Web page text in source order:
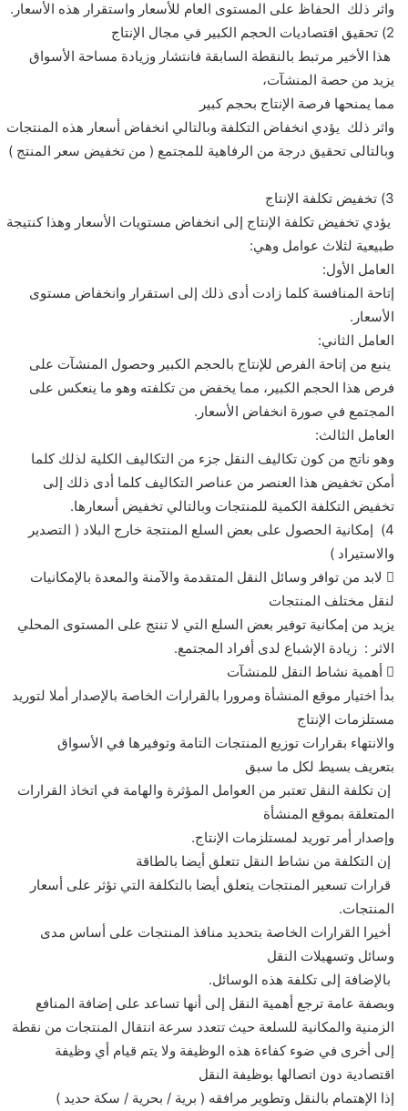
واثر ذلك الحفاظ على المستوى العام للأسعار واستقرار هذه الأسعار.
2) تحقيق اقتصاديات الحجم الكبير في مجال الإنتاج
هذا الأخير مرتبط بالنقطة السابقة فانتشار وزيادة مساحة الأسواق
يزيد من حصة المنشآت،
مما يمنحها فرصة الإنتاج بحجم كبير
واثر ذلك يؤدي انخفاض التكلفة وبالتالي انخفاض أسعار هذه المنتجات
وبالتالى تحقيق درجة من الرفاهية للمجتمع ( من تخفيض سعر المنتج )
3) تخفيض تكلفة الإنتاج
يؤدي تخفيض تكلفة الإنتاج إلى انخفاض مستويات الأسعار وهذا كنتيجة
طبيعية لثلاث عوامل وهي:
العامل الأول:
إتاحة المنافسة كلما زادت أدى ذلك إلى استقرار وانخفاض مستوى
الأسعار.
العامل الثاني:
ينبع من إتاحة الفرص للإنتاج بالحجم الكبير وحصول المنشآت على
فرص هذا الحجم الكبير، مما يخفض من تكلفته وهو ما ينعكس على
المجتمع في صورة انخفاض الأسعار.
العامل الثالث:
وهو ناتج من كون تكاليف النقل جزء من التكاليف الكلية لذلك كلما
أمكن تخفيض هذا العنصر من عناصر التكاليف كلما أدى ذلك إلى
تخفيض التكلفة الكمية للمنتجات وبالتالي تخفيض أسعارها.
4) إمكانية الحصول على بعض السلع المنتجة خارج البلاد ( التصدير
والاستيراد )
 لابد من توافر وسائل النقل المتقدمة والآمنة والمعدة بالإمكانيات
لنقل مختلف المنتجات
يزيد من إمكانية توفير بعض السلع التي لا تنتج على المستوى المحلي
الاثر : زيادة الإشباع لدى أفراد المجتمع.
 أهمية نشاط النقل للمنشآت
بدأ اختيار موقع المنشأة ومرورا بالقرارات الخاصة بالإصدار أملا لتوريد
مستلزمات الإنتاج
والانتهاء بقرارات توزيع المنتجات التامة وتوفيرها في الأسواق
بتعريف بسيط لكل ما سبق
إن تكلفة النقل تعتبر من العوامل المؤثرة والهامة في اتخاذ القرارات
المتعلقة بموقع المنشأة
وإصدار أمر توريد لمستلزمات الإنتاج.
إن التكلفة من نشاط النقل تتعلق أيضا بالطاقة
قرارات تسعير المنتجات يتعلق أيضا بالتكلفة التي تؤثر على أسعار
المنتجات.
أخيرا القرارات الخاصة بتحديد منافذ المنتجات على أساس مدى
وسائل وتسهيلات النقل
بالإضافة إلى تكلفة هذه الوسائل.
وبصفة عامة ترجع أهمية النقل إلى أنها تساعد على إضافة المنافع
الزمنية والمكانية للسلعة حيث تتعدد سرعة انتقال المنتجات من نقطة
إلى أخرى في ضوء كفاءة هذه الوظيفة ولا يتم قيام أي وظيفة
اقتصادية دون اتصالها بوظيفة النقل
إذا الإهتمام بالنقل وتطوير مرافقه ( برية / بحرية / سكة حديد )